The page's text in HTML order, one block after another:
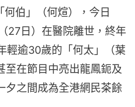
伯」（何煊），今日
27日）在醫院離世，終年
輕逾30歲的「何太」（葉
至在節目中亮出龍鳳鈪及
夕之間成為全港網民茶餘